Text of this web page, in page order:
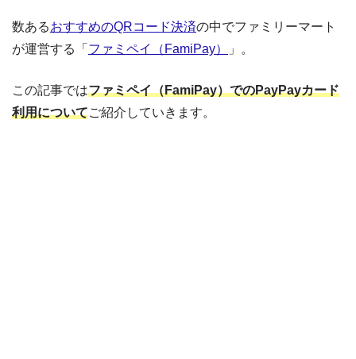
数あるおすすめのQRコード決済の中でファミリーマート
が運営する「 ファミペイ（FamiPay） 」。
この記事ではファミペイ（FamiPay）でのPayPayカード
利用についてご紹介していきます。